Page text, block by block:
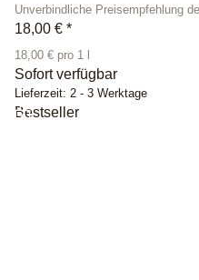
Unverbindliche Preisempfehlung
18,00 € *
18,00 € pro 1 l
Sofort verfügbar
Lieferzeit: 2 - 3 Werktage
Bestseller